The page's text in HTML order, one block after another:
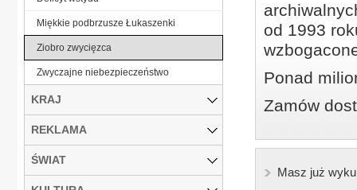
od 1993
Ponad
Zamów
Masz już
Miękkie podbrzusze Łukaszenki
Ziobro zwycięzca
Zwyczajne niebezpieczeństwo
KRAJ
REKLAMA
ŚWIAT